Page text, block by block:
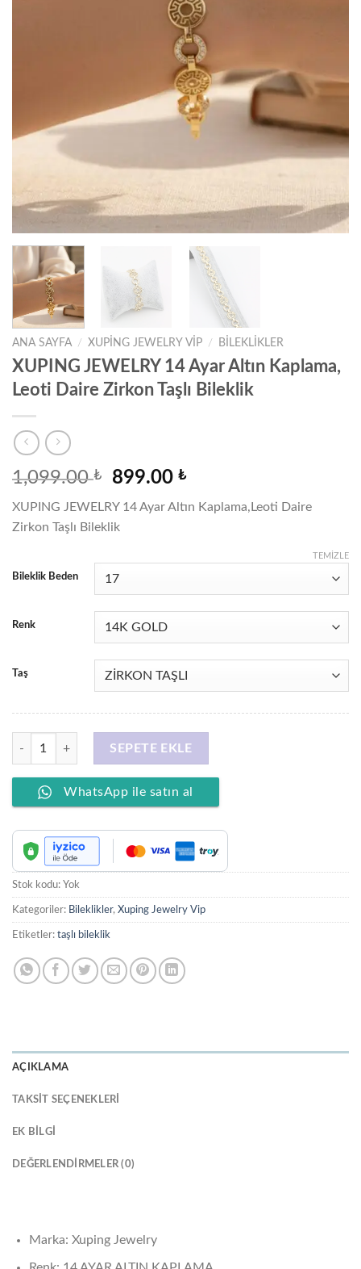
ANA SAYFA / XUPING JEWELRY VIP / BILEKLIKLER
XUPING JEWELRY 14 Ayar Altın Kaplama,
Leoti Daire Zirkon Taşlı Bileklik
1,099.00₺
Orijinal
1,099.00 ₺.
899.00₺Şu
fiyat:
XUPING JEWELRY 14 Ayar Altın Kaplama,Leoti Daire
Zirkon Taşlı Bileklik
Bileklik Beden
Renk
Taş
TEMIZLE
XUPING JEWELRY 14 Ayar Altın Kaplama, Leoti Daire Zirkon Taşlı
SEPETE EKLE
WhatsApp ile satın al
Stok kodu: Yok
Kategoriler: Bileklikler, Xuping Jewelry Vip
Etiketler: taşlı bileklik
AÇIKLAMA
TAKSIT SEÇENEKLERI
EK BILGI
DEĞERLENDIRMELER (0)
Marka: Xuping Jewelry